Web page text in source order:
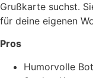
Grußkarte suchst.
für deine eigenen
Pros
Humorvolle